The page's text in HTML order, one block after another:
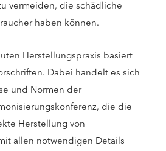
vermeiden, die schädliche
haben können.
Herstellungspraxis basiert
Dabei handelt es sich
und Normen der
die die
Herstellung von
allen notwendigen Details